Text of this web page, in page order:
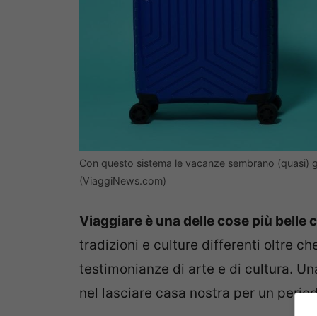
Con questo sistema le vacanze sembrano
(ViaggiNews.com)
Viaggiare è una delle cose più belle
tradizioni e culture differenti oltre
testimonianze di arte e di cultura.
nel lasciare casa nostra per un